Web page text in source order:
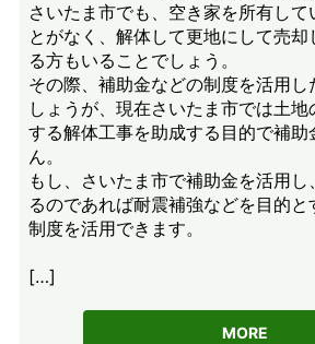
さいたま市でも、空き家を所有して
とがなく、解体して更地にして売
る方もいることでしょう。
その際、補助金などの制度を活用
しょうが、現在さいたま市では土
する解体工事を助成する目的で補
ん。
もし、さいたま市で補助金を活用
るのであれば耐震補強などを目的と
制度を活用できます。
[…]
MORE